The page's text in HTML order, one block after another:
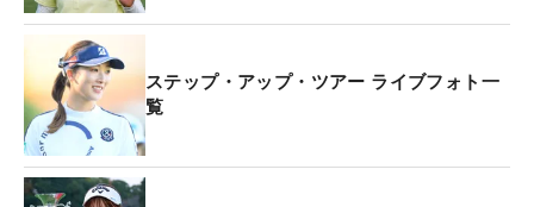
最新のライブフォトをチェックする
ステップ・アップ・ツアー ライブフォト一
覧